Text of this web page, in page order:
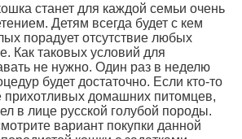
станет для каждой семьи очень
Детям всегда будет с кем
порадует отсутствие любых
Как таковых условий для
не нужно. Один раз в неделю
будет достаточно. Если кто-то
прихотливых домашних питомцев,
в лице русской голубой породы.
вариант покупки данной